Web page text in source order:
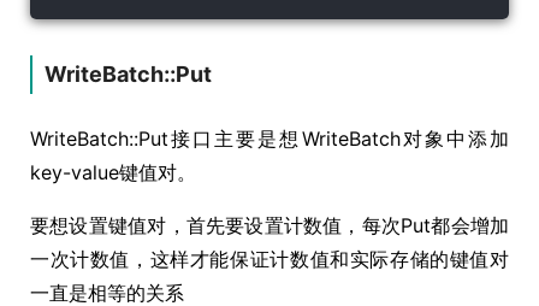
WriteBatch::Put
WriteBatch::Put接口主要是想WriteBatch对象中添加
key-value键值对。
要想设置键值对，首先要设置计数值，每次Put都会增加
一次计数值，这样才能保证计数值和实际存储的键值对
一直是相等的关系